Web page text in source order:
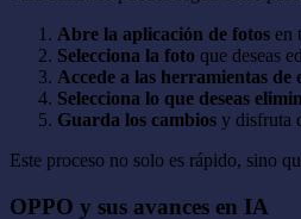
Abre la aplicación de fotos en
Selecciona la foto que deseas
Accede a las herramientas de
Selecciona lo que deseas
Guarda los cambios y disfruta
Este proceso no solo es rápido, sino
OPPO y sus avances en IA